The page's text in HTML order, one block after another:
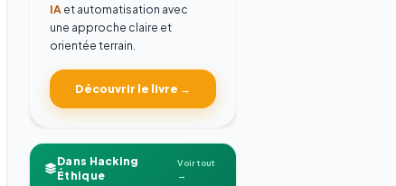
IA et automatisation avec
une approche claire et
orientée terrain.
Découvrir le livre →
Dans Hacking
Éthique
Voir tout
→